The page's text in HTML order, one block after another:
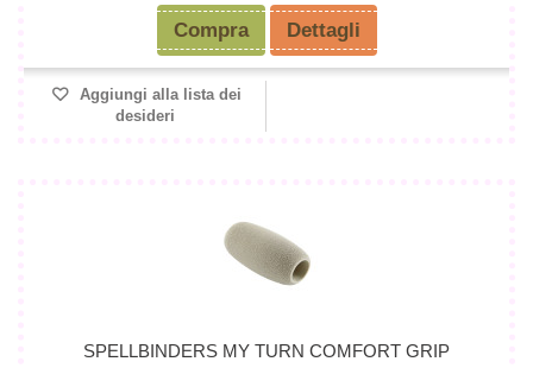
Compra Dettagli
Aggiungi alla lista dei
desideri
SPELLBINDERS MY TURN COMFORT GRIP